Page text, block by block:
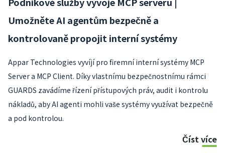
Umožněte AI agentům bezpečně a
kontrolovaně propojit interní systémy
Appar Technologies vyvíjí pro firemní interní systémy MCP
Server a MCP Client. Díky vlastnímu bezpečnostnímu rámci
GUARDS zavádíme řízení přístupových práv, audit i kontrolu
nákladů, aby AI agenti mohli vaše systémy využívat bezpečně
a pod kontrolou.
Číst více